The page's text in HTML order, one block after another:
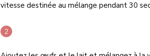
vitesse destinée au mélange pendant 30